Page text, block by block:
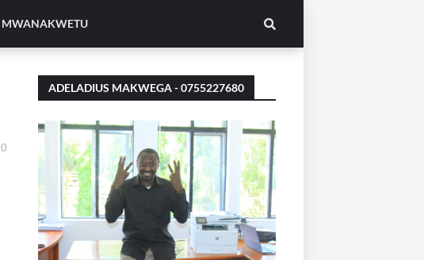
MWANAKWETU
0
ADELADIUS MAKWEGA - 0755227680